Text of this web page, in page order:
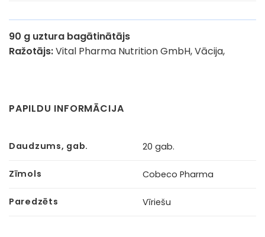
90 g uztura bagātinātājs
Ražotājs:Vital Pharma Nutrition GmbH, Vācija,
PAPILDU INFORMĀCIJA
Daudzums, gab. 20 gab.
Zīmols Cobeco Pharma
Paredzēts Vīriešu